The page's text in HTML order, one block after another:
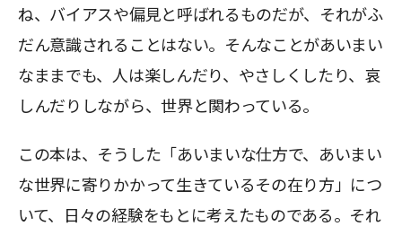
ね、バイアスや偏見と呼ばれるものだが、それがふ
だん意識されることはない。そんなことがあいまい
なままでも、人は楽しんだり、やさしくしたり、哀
しんだりしながら、世界と関わっている。
この本は、そうした「あいまいな仕方で、あいまい
な世界に寄りかかって生きているその在り方」につ
いて、日々の経験をもとに考えたものである。それ